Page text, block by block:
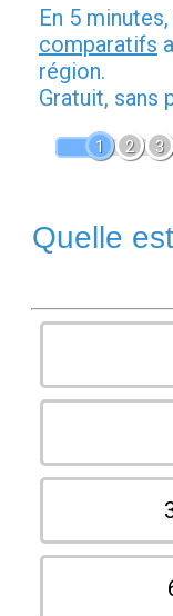
En 5
comparatifs
région.
Gratuit, sans
1 2 3
Quelle